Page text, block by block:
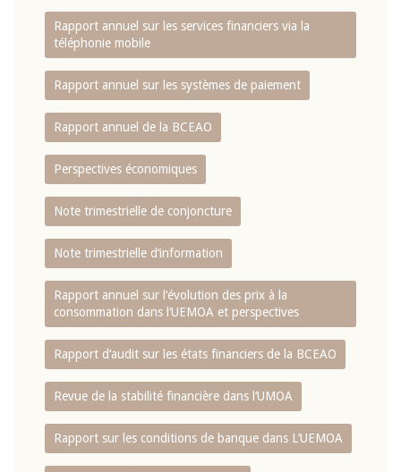
Rapport annuel sur les services financiers via la
téléphonie mobile
Rapport annuel sur les systèmes de paiement
Rapport annuel de la BCEAO
Perspectives économiques
Note trimestrielle de conjoncture
Note trimestrielle d‘information
Rapport annuel sur l‘évolution des prix à la
consommation dans l‘UEMOA et perspectives
Rapport d‘audit sur les états financiers de la BCEAO
Revue de la stabilité financière dans l‘UMOA
Rapport sur les conditions de banque dans L‘UEMOA